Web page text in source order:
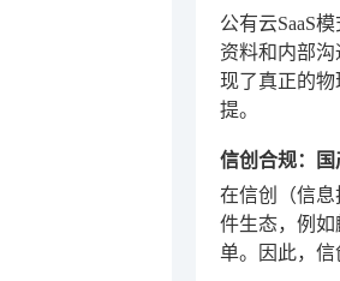
公有云SaaS
资料和内部
现了真正的
提。
信创合规：
在信创（信
件生态，例
单。因此，信